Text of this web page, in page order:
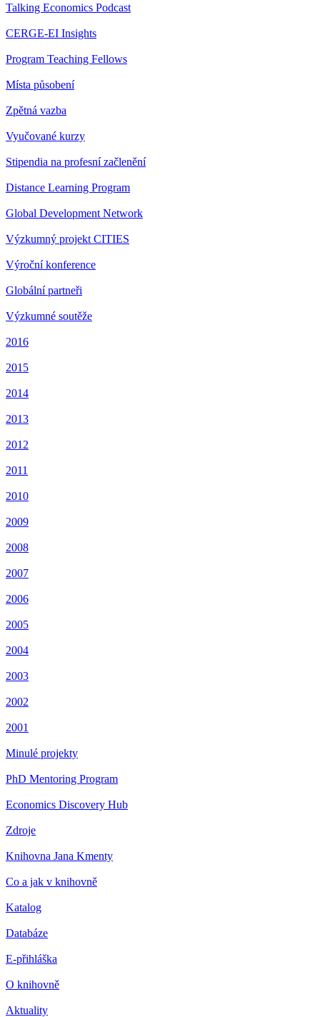
Talking Economics Podcast
CERGE-EI Insights
Program Teaching Fellows
Místa působení
Zpětná vazba
Vyučované kurzy
Stipendia na profesní začlenění
Distance Learning Program
Global Development Network
Výzkumný projekt CITIES
Výroční konference
Globální partneři
Výzkumné soutěže
2016
2015
2014
2013
2012
2011
2010
2009
2008
2007
2006
2005
2004
2003
2002
2001
Minulé projekty
PhD Mentoring Program
Economics Discovery Hub
Zdroje
Knihovna Jana Kmenty
Co a jak v knihovně
Katalog
Databáze
E-přihláška
O knihovně
Aktuality